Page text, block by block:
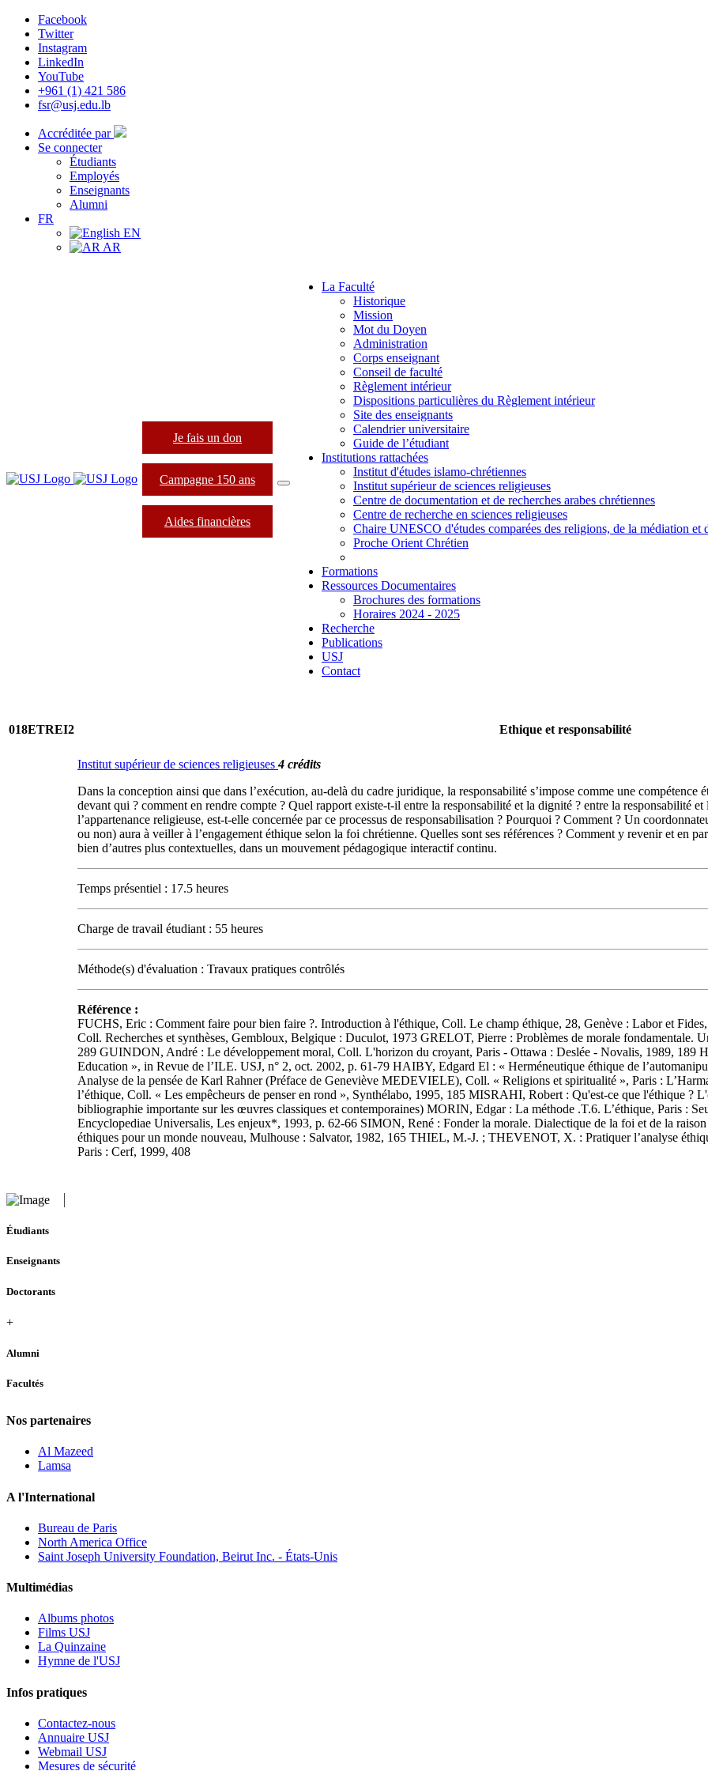
Facebook
Twitter
Instagram
LinkedIn
YouTube
+961 (1) 421 586
fsr@usj.edu.lb
Accréditée par
Se connecter
Étudiants
Employés
Enseignants
Alumni
FR
EN
AR
Je fais un don
Campagne 150 ans
Aides financières
La Faculté
Historique
Mission
Mot du Doyen
Administration
Corps enseignant
Conseil de faculté
Règlement intérieur
Dispositions particulières du Règlement intérieur
Site des enseignants
Calendrier universitaire
Guide de l’étudiant
Institutions rattachées
Institut d'études islamo-chrétiennes
Institut supérieur de sciences religieuses
Centre de documentation et de recherches arabes chrétiennes
Centre de recherche en sciences religieuses
Chaire UNESCO d'études comparées des religions, de la médiation et
Proche Orient Chrétien
Formations
Ressources Documentaires
Brochures des formations
Horaires 2024 - 2025
Recherche
Publications
USJ
Contact
018ETREI2 Ethique et responsabilité
Institut supérieur de sciences religieuses4 crédits
Dans la conception ainsi que dans l’exécution, au-delà du cadre juridique, la responsabilité s’impose comme une compétence
devant qui ? comment en rendre compte ? Quel rapport existe-t-il entre la responsabilité et la dignité ? entre la responsabilité
l’appartenance religieuse, est-t-elle concernée par ce processus de responsabilisation ? Pourquoi ? Comment ? Un
ou non) aura à veiller à l’engagement éthique selon la foi chrétienne. Quelles sont ses références ? Comment y revenir et en
bien d’autres plus contextuelles, dans un mouvement pédagogique interactif continu.
Temps présentiel : 17.5 heures
Charge de travail étudiant : 55 heures
Méthode(s) d'évaluation : Travaux pratiques contrôlés
Référence :
FUCHS, Eric : Comment faire pour bien faire ?. Introduction à l'éthique, Coll. Le champ éthique, 28, Genève : Labor et
Coll. Recherches et synthèses, Gembloux, Belgique : Duculot, 1973 GRELOT, Pierre : Problèmes de morale fondamentale.
289 GUINDON, André : Le développement moral, Coll. L'horizon du croyant, Paris - Ottawa : Deslée - Novalis, 1989, 189
Education », in Revue de l’ILE. USJ, n° 2, oct. 2002, p. 61-79 HAIBY, Edgard El : « Herméneutique éthique de
Analyse de la pensée de Karl Rahner (Préface de Geneviève MEDEVIELE), Coll. « Religions et spiritualité », Paris :
l’éthique, Coll. « Les empêcheurs de penser en rond », Synthélabo, 1995, 185 MISRAHI, Robert : Qu'est-ce que l'éthique ?
bibliographie importante sur les œuvres classiques et contemporaines) MORIN, Edgar : La méthode .T.6. L’éthique, Paris :
Encyclopediae Universalis, Les enjeux*, 1993, p. 62-66 SIMON, René : Fonder la morale. Dialectique de la foi et de la
éthiques pour un monde nouveau, Mulhouse : Salvator, 1982, 165 THIEL, M.-J. ; THEVENOT, X. : Pratiquer l’analyse
Paris : Cerf, 1999, 408
Étudiants
Enseignants
Doctorants
+
Alumni
Facultés
Nos partenaires
Al Mazeed
Lamsa
A l'International
Bureau de Paris
North America Office
Saint Joseph University Foundation, Beirut Inc. - États-Unis
Multimédias
Albums photos
Films USJ
La Quinzaine
Hymne de l'USJ
Infos pratiques
Contactez-nous
Annuaire USJ
Webmail USJ
Mesures de sécurité